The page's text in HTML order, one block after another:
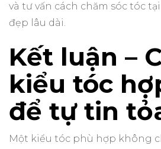
và tư vấn cách chăm sóc tóc
đẹp lâu dài.
Kết luận –
kiểu tóc
để tự tin
Một kiểu tóc phù hợp không